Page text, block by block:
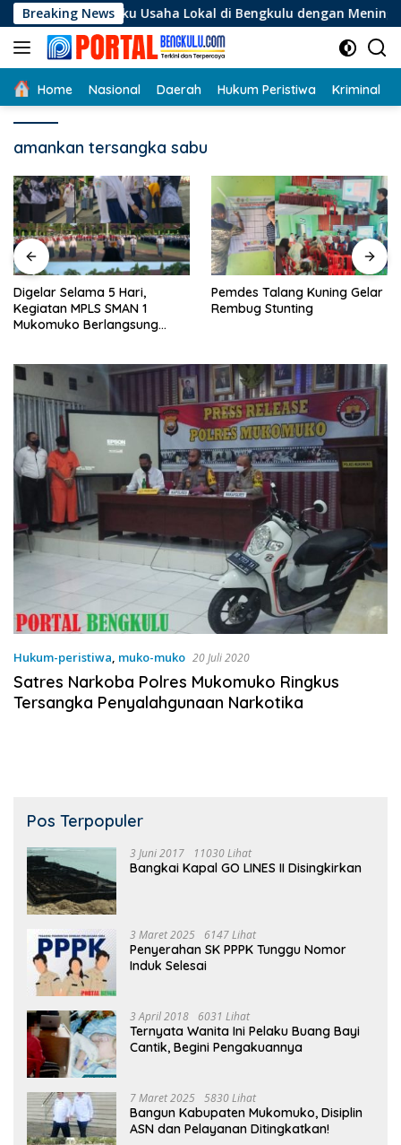
Langsung
ke
konten
Breaking News
Pelaku Usaha Lokal di Bengkulu dengan Meningkatkan
Home Nasional Daerah Hukum Peristiwa Kriminal
amankan tersangka sabu
Digelar Selama 5 Hari,
Kegiatan MPLS SMAN 1
Mukomuko Berlangsung
Pemdes Talang Kuning Gelar
Rembug Stunting
Hukum-peristiwa, muko-muko 20 Juli 2020
Satres Narkoba Polres Mukomuko Ringkus
Tersangka Penyalahgunaan Narkotika
Pos Terpopuler
3 Juni 2017 11030 Lihat
Bangkai Kapal GO LINES II Disingkirkan
3 Maret 2025 6147 Lihat
Penyerahan SK PPPK Tunggu Nomor
Induk Selesai
3 April 2018 6031 Lihat
Ternyata Wanita Ini Pelaku Buang Bayi
Cantik, Begini Pengakuannya
7 Maret 2025 5830 Lihat
Bangun Kabupaten Mukomuko, Disiplin
ASN dan Pelayanan Ditingkatkan!